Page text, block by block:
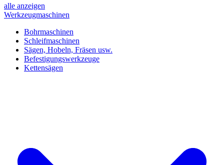
alle anzeigen
Werkzeugmaschinen
Bohrmaschinen
Schleifmaschinen
Sägen, Hobeln, Fräsen usw.
Befestigungswerkzeuge
Kettensägen